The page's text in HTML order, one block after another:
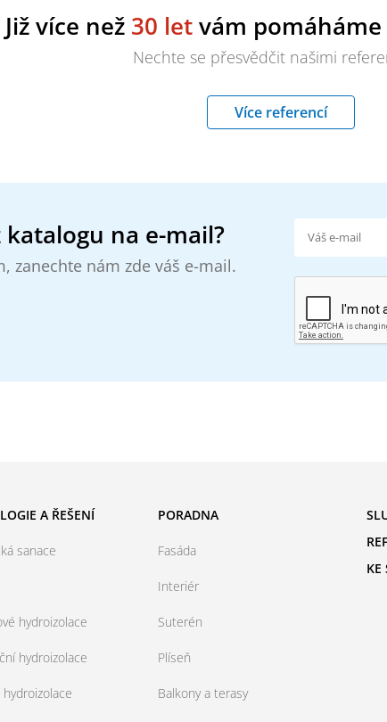
Již více než 30 letvám pomáháme
Nechte se přesvědčit našimi
Více referencí
na e-mail?
zanechte nám zde váš e-mail.
A ŘEŠENÍ
sanace
hydroizolace
hydroizolace
hydroizolace
PORADNA
Fasáda
Interiér
Suterén
Plíseň
Balkony a terasy
KE